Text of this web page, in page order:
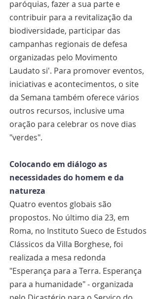
paróquias, fazer a sua parte e
contribuir para a revitalização da
biodiversidade, participar das
campanhas regionais de defesa
organizadas pelo Movimento
Laudato si'. Para promover eventos,
iniciativas e acontecimentos, o site
da Semana também oferece vários
outros recursos, inclusive uma
oração para celebrar os nove dias
"verdes".
Colocando em diálogo as
necessidades do homem e da
natureza
Quatro eventos globais são
propostos. No último dia 23, em
Roma, no Instituto Sueco de Estudos
Clássicos da Villa Borghese, foi
realizada a mesa redonda
"Esperança para a Terra. Esperança
para a humanidade" - organizada